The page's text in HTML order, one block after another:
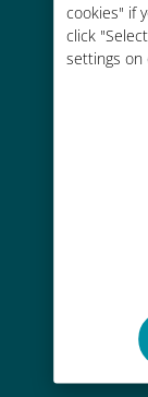
cookies" if
click
settings on